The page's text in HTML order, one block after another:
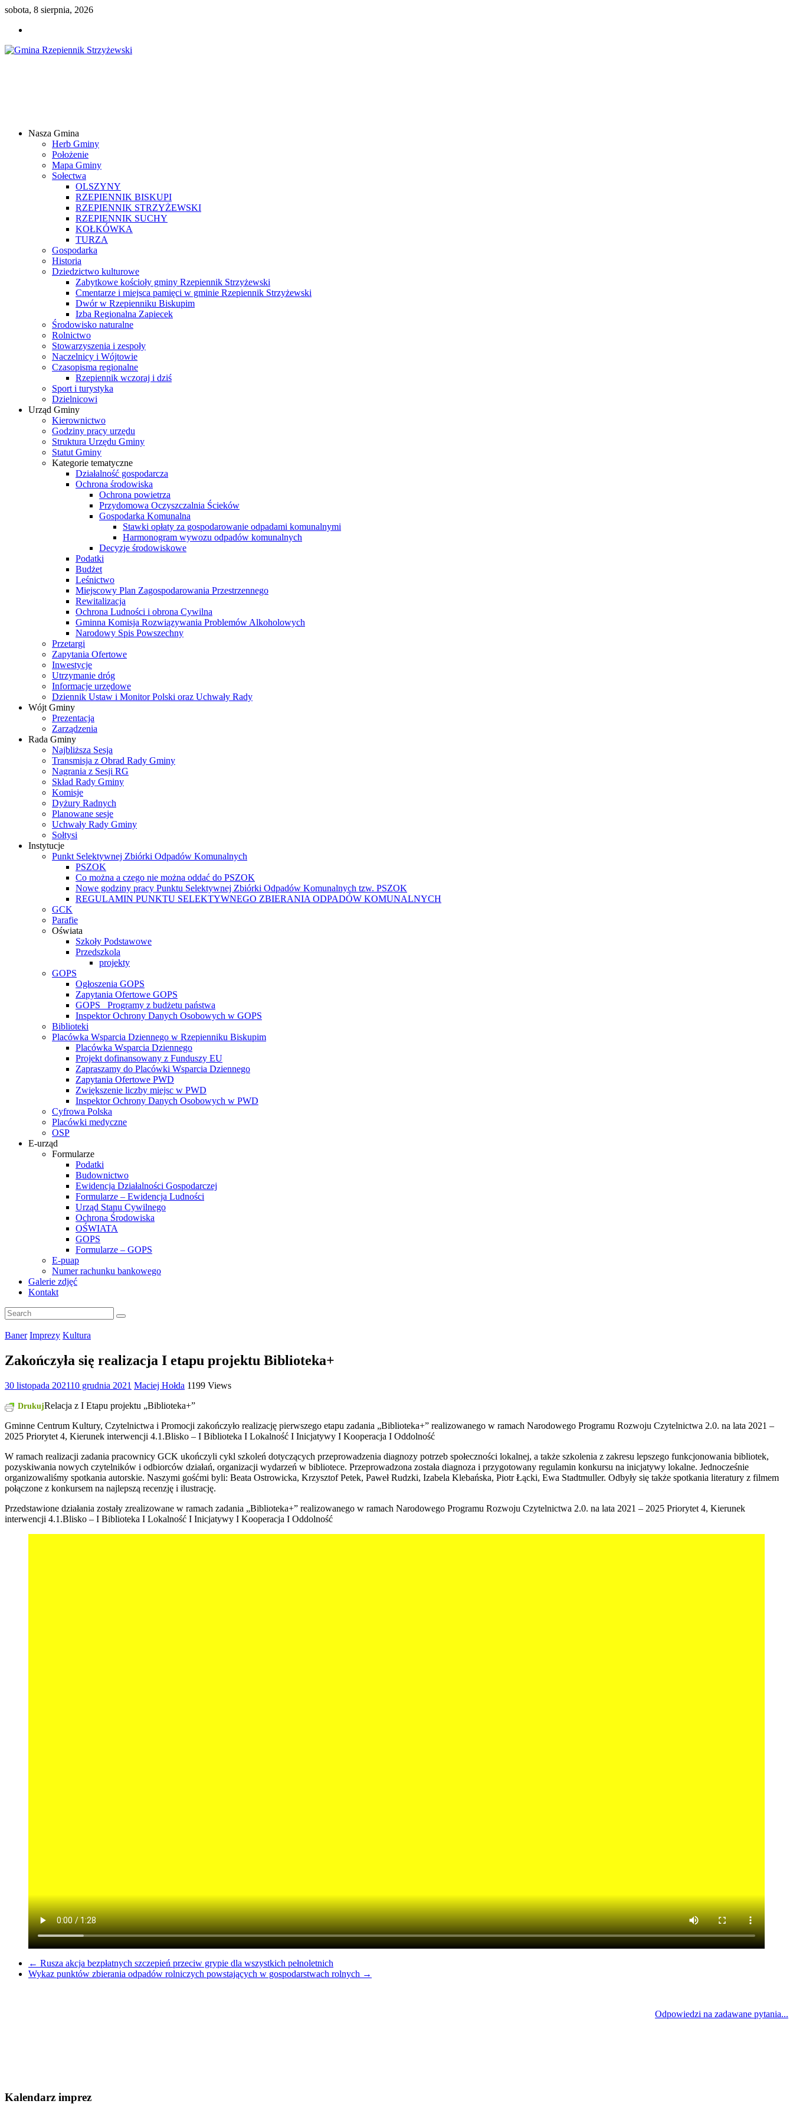
sobota, 8 sierpnia, 2026
Samorządowy
Internetowy
Nasza Gmina
Herb Gminy
Położenie
Mapa Gminy
Sołectwa
OLSZYNY
RZEPIENNIK BISKUPI
RZEPIENNIK STRZYŻEWSKI
RZEPIENNIK SUCHY
KOŁKÓWKA
TURZA
Gospodarka
Historia
Dziedzictwo kulturowe
Zabytkowe kościoły gminy Rzepiennik Strzyżewski
Cmentarze i miejsca pamięci w gminie Rzepiennik Strzyżewski
Dwór w Rzepienniku Biskupim
Izba Regionalna Zapiecek
Środowisko naturalne
Rolnictwo
Stowarzyszenia i zespoły
Naczelnicy i Wójtowie
Czasopisma regionalne
Rzepiennik wczoraj i dziś
Sport i turystyka
Dzielnicowi
Urząd Gminy
Kierownictwo
Godziny pracy urzędu
Struktura Urzędu Gminy
Statut Gminy
Kategorie tematyczne
Działalność gospodarcza
Ochrona środowiska
Ochrona powietrza
Przydomowa Oczyszczalnia Ścieków
Gospodarka Komunalna
Stawki opłaty za gospodarowanie odpadami komunalnymi
Harmonogram wywozu odpadów komunalnych
Decyzje środowiskowe
Podatki
Budżet
Leśnictwo
Miejscowy Plan Zagospodarowania Przestrzennego
Rewitalizacja
Ochrona Ludności i obrona Cywilna
Gminna Komisja Rozwiązywania Problemów Alkoholowych
Narodowy Spis Powszechny
Przetargi
Zapytania Ofertowe
Inwestycje
Utrzymanie dróg
Informacje urzędowe
Dziennik Ustaw i Monitor Polski oraz Uchwały Rady
Wójt Gminy
Prezentacja
Zarządzenia
Rada Gminy
Najbliższa Sesja
Transmisja z Obrad Rady Gminy
Nagrania z Sesji RG
Skład Rady Gminy
Komisje
Dyżury Radnych
Planowane sesje
Uchwały Rady Gminy
Sołtysi
Instytucje
Punkt Selektywnej Zbiórki Odpadów Komunalnych
PSZOK
Co można a czego nie można oddać do PSZOK
Nowe godziny pracy Punktu Selektywnej Zbiórki Odpadów Komunalnych tzw. PSZOK
REGULAMIN PUNKTU SELEKTYWNEGO ZBIERANIA ODPADÓW KOMUNALNYCH
GCK
Parafie
Oświata
Szkoły Podstawowe
Przedszkola
projekty
GOPS
Ogłoszenia GOPS
Zapytania Ofertowe GOPS
GOPS_ Programy z budżetu państwa
Inspektor Ochrony Danych Osobowych w GOPS
Biblioteki
Placówka Wsparcia Dziennego w Rzepienniku Biskupim
Placówka Wsparcia Dziennego
Projekt dofinansowany z Funduszy EU
Zapraszamy do Placówki Wsparcia Dziennego
Zapytania Ofertowe PWD
Zwiększenie liczby miejsc w PWD
Inspektor Ochrony Danych Osobowych w PWD
Cyfrowa Polska
Placówki medyczne
OSP
E-urząd
Formularze
Podatki
Budownictwo
Ewidencja Działalności Gospodarczej
Formularze – Ewidencja Ludności
Urząd Stanu Cywilnego
Ochrona Środowiska
OŚWIATA
GOPS
Formularze – GOPS
E-puap
Numer rachunku bankowego
Galerie zdjęć
Kontakt
Baner Imprezy Kultura
Zakończyła się realizacja I etapu projektu Biblioteka+
30 listopada 202110 grudnia 2021 Maciej Hołda 1199 Views
DrukujRelacja z I Etapu projektu „Biblioteka+”
Gminne Centrum Kultury, Czytelnictwa i Promocji zakończyło realizację pierwszego etapu zadania „Biblioteka+” realizowanego w ramach Narodowego Programu Rozwoju Czytelnictwa 2.0. na lata 2021 –
2025 Priorytet 4, Kierunek interwencji 4.1.Blisko – I Biblioteka I Lokalność I Inicjatywy I Kooperacja I Oddolność
W ramach realizacji zadania pracownicy GCK ukończyli cykl szkoleń dotyczących przeprowadzenia diagnozy potrzeb społeczności lokalnej, a także szkolenia z zakresu lepszego funkcjonowania bibliotek,
pozyskiwania nowych czytelników i odbiorców działań, organizacji wydarzeń w bibliotece. Przeprowadzona została diagnoza i przygotowany regulamin konkursu na inicjatywy lokalne. Jednocześnie
organizowaliśmy spotkania autorskie. Naszymi gośćmi byli: Beata Ostrowicka, Krzysztof Petek, Paweł Rudzki, Izabela Klebańska, Piotr Łącki, Ewa Stadtmuller. Odbyły się także spotkania literatury z filmem
połączone z konkursem na najlepszą recenzję i ilustrację.
Przedstawione działania zostały zrealizowane w ramach zadania „Biblioteka+” realizowanego w ramach Narodowego Programu Rozwoju Czytelnictwa 2.0. na lata 2021 – 2025 Priorytet 4, Kierunek
interwencji 4.1.Blisko – I Biblioteka I Lokalność I Inicjatywy I Kooperacja I Oddolność
← Rusza akcja bezpłatnych szczepień przeciw grypie dla wszystkich pełnoletnich
Wykaz punktów zbierania odpadów rolniczych powstających w gospodarstwach rolnych →
Odpowiedzi na zadawane pytania...
Kalendarz imprez